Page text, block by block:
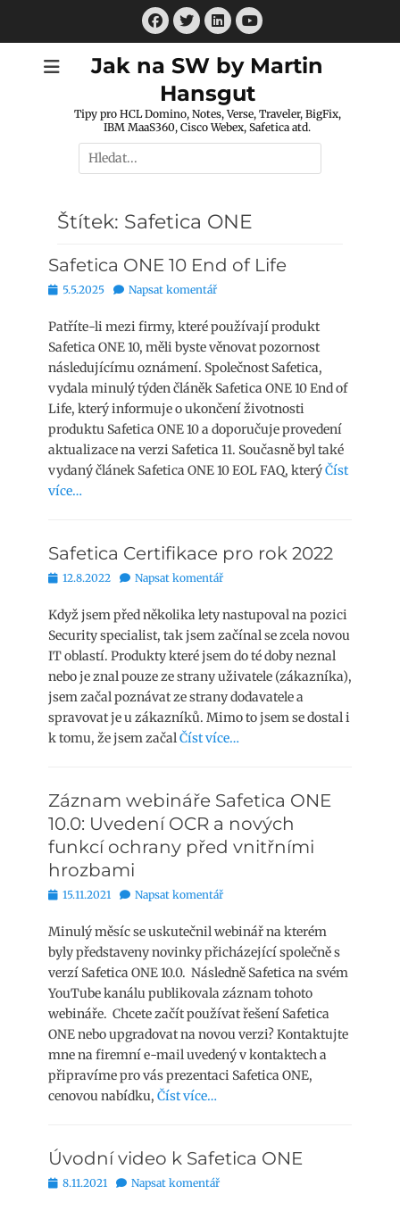
Facebook
Twitter
LinkedIn
Youtube
Jak na SW by Martin
Hansgut
Tipy pro HCL Domino, Notes, Verse, Traveler, BigFix,
IBM MaaS360, Cisco Webex, Safetica atd.
Hledat:
Štítek: Safetica ONE
Safetica ONE 10 End of Life
Publikováno
5.5.2025 Napsat komentář
Patříte-li mezi firmy, které používají produkt
Safetica ONE 10, měli byste věnovat pozornost
následujícímu oznámení. Společnost Safetica,
vydala minulý týden článěk Safetica ONE 10 End of
Life, který informuje o ukončení životnosti
produktu Safetica ONE 10 a doporučuje provedení
aktualizace na verzi Safetica 11. Současně byl také
vydaný článek Safetica ONE 10 EOL FAQ, kterýČíst
více…
Safetica Certifikace pro rok 2022
Publikováno
12.8.2022 Napsat komentář
Když jsem před několika lety nastupoval na pozici
Security specialist, tak jsem začínal se zcela novou
IT oblastí. Produkty které jsem do té doby neznal
nebo je znal pouze ze strany uživatele (zákazníka),
jsem začal poznávat ze strany dodavatele a
spravovat je u zákazníků. Mimo to jsem se dostal i
k tomu, že jsem začalČíst více…
Záznam webináře Safetica ONE
10.0: Uvedení OCR a nových
funkcí ochrany před vnitřními
hrozbami
Publikováno
15.11.2021 Napsat komentář
Minulý měsíc se uskutečnil webinář na kterém
byly představeny novinky přicházející společně s
verzí Safetica ONE 10.0. Následně Safetica na svém
YouTube kanálu publikovala záznam tohoto
webináře. Chcete začít používat řešení Safetica
ONE nebo upgradovat na novou verzi? Kontaktujte
mne na firemní e-mail uvedený v kontaktech a
připravíme pro vás prezentaci Safetica ONE,
cenovou nabídku, Číst více…
Úvodní video k Safetica ONE
Publikováno
8.11.2021 Napsat komentář